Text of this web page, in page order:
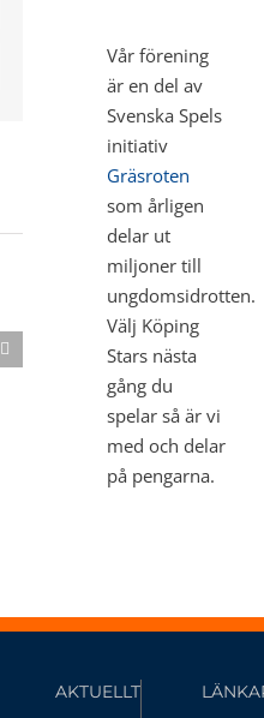
Sommarbasket i KB-
Vår förening
är en del av
Svenska Spels
initiativ
Gräsroten
som årligen
delar ut
miljoner till
ungdomsidrotten.
Välj Köping
Stars nästa
gång du
spelar så är vi
med och delar
på pengarna.
AKTUELLT